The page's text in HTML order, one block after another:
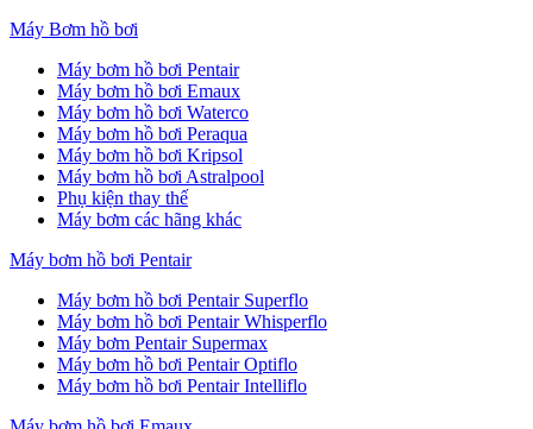
Máy Bơm hồ bơi
Máy bơm hồ bơi Pentair
Máy bơm hồ bơi Emaux
Máy bơm hồ bơi Waterco
Máy bơm hồ bơi Peraqua
Máy bơm hồ bơi Kripsol
Máy bơm hồ bơi Astralpool
Phụ kiện thay thế
Máy bơm các hãng khác
Máy bơm hồ bơi Pentair
Máy bơm hồ bơi Pentair Superflo
Máy bơm hồ bơi Pentair Whisperflo
Máy bơm Pentair Supermax
Máy bơm hồ bơi Pentair Optiflo
Máy bơm hồ bơi Pentair Intelliflo